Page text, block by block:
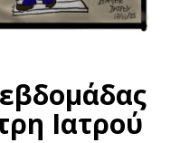
Ιατρού